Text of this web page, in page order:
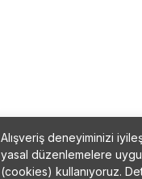
Alışveriş deneyiminizi
yasal düzenlemelere
(cookies) kullanıyoruz.